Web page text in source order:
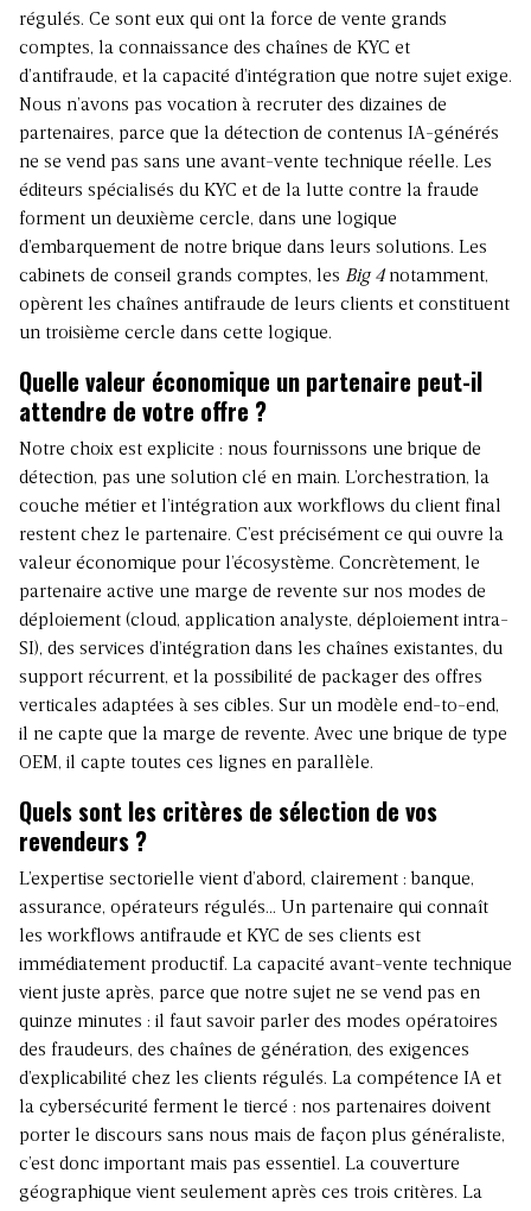
régulés. Ce sont eux qui ont la force de vente grands
comptes, la connaissance des chaînes de KYC et
d’antifraude, et la capacité d’intégration que notre sujet exige.
Nous n’avons pas vocation à recruter des dizaines de
partenaires, parce que la détection de contenus IA-générés
ne se vend pas sans une avant-vente technique réelle. Les
éditeurs spécialisés du KYC et de la lutte contre la fraude
forment un deuxième cercle, dans une logique
d’embarquement de notre brique dans leurs solutions. Les
cabinets de conseil grands comptes, les Big 4notamment,
opèrent les chaînes antifraude de leurs clients et constituent
un troisième cercle dans cette logique.
Quelle valeur économique un partenaire peut-il
attendre de votre offre ?
Notre choix est explicite : nous fournissons une brique de
détection, pas une solution clé en main. L’orchestration, la
couche métier et l’intégration aux workflows du client final
restent chez le partenaire. C’est précisément ce qui ouvre la
valeur économique pour l’écosystème. Concrètement, le
partenaire active une marge de revente sur nos modes de
déploiement (cloud, application analyste, déploiement intra-
SI), des services d’intégration dans les chaînes existantes, du
support récurrent, et la possibilité de packager des offres
verticales adaptées à ses cibles. Sur un modèle end-to-end,
il ne capte que la marge de revente. Avec une brique de type
OEM, il capte toutes ces lignes en parallèle.
Quels sont les critères de sélection de vos
revendeurs ?
L’expertise sectorielle vient d’abord, clairement : banque,
assurance, opérateurs régulés… Un partenaire qui connaît
les workflows antifraude et KYC de ses clients est
immédiatement productif. La capacité avant-vente technique
vient juste après, parce que notre sujet ne se vend pas en
quinze minutes : il faut savoir parler des modes opératoires
des fraudeurs, des chaînes de génération, des exigences
d’explicabilité chez les clients régulés. La compétence IA et
la cybersécurité ferment le tiercé : nos partenaires doivent
porter le discours sans nous mais de façon plus généraliste,
c’est donc important mais pas essentiel. La couverture
géographique vient seulement après ces trois critères. La